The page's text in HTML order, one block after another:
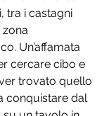
tra i castagni
Un’affamata
cercare cibo e
trovato quello
conquistare dal